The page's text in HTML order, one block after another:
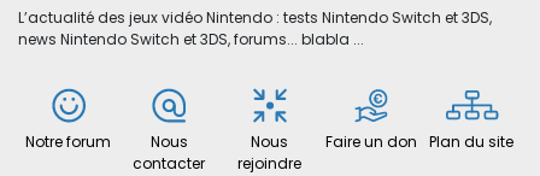
L’actualité des jeux vidéo Nintendo : tests Nintendo Switch et 3DS,
news Nintendo Switch et 3DS, forums... blabla ...
Notre forum
Nous
contacter
Nous
rejoindre
Faire un don Plan du site